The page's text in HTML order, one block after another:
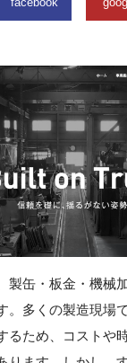
製缶・板金・機械
。多くの製造現場
るため、コストや